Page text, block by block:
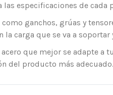
especificaciones de cada
ganchos, grúas y
carga que se va a
que mejor se adapte a
del producto más adecuado.